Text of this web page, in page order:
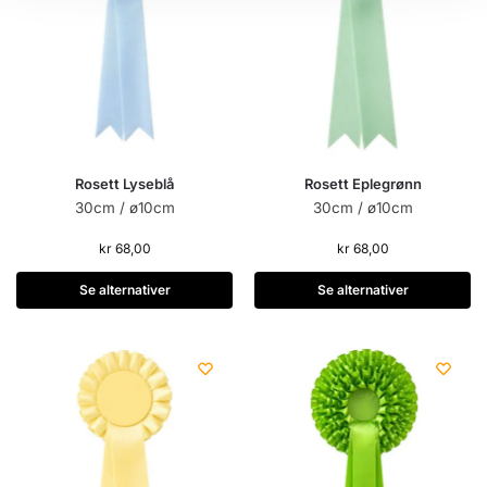
Rosett Lyseblå
30cm / ø10cm
kr68,00
Se alternativer
Rosett Eplegrønn
30cm / ø10cm
kr68,00
Se alternativer